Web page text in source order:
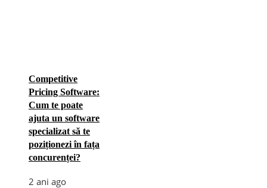
Competitive
Pricing Software:
Cum te poate
ajuta un software
specializat să te
poziționezi în fața
concurenței?
2 ani ago